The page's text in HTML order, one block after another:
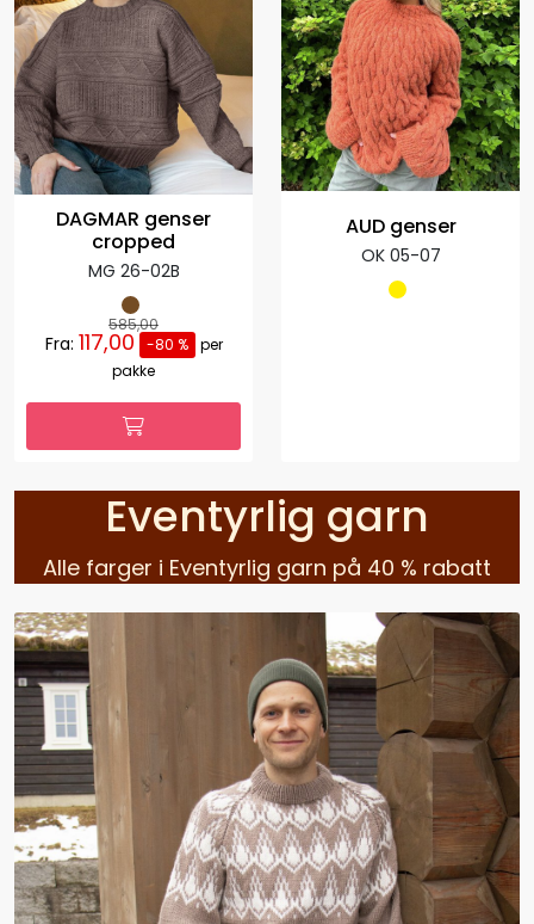
DAGMAR genser
cropped
MG 26-02B
585,00
Fra: 117,00 -80 %
per
pakke
AUD genser
OK 05-07
Eventyrlig garn
Alle farger i Eventyrlig garn på 40 % rabatt